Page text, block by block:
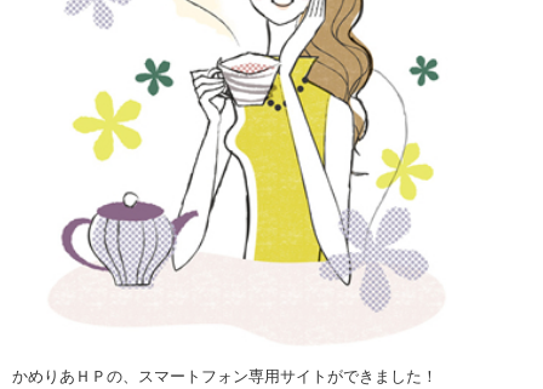
かめりあＨＰの、スマートフォン専用サイトができました！